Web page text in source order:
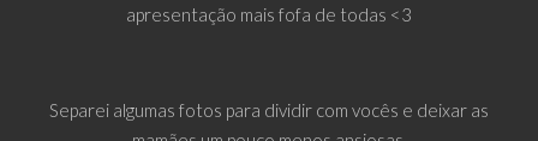
apresentação mais fofa de todas <3
Separei algumas fotos para dividir com vocês e deixar as